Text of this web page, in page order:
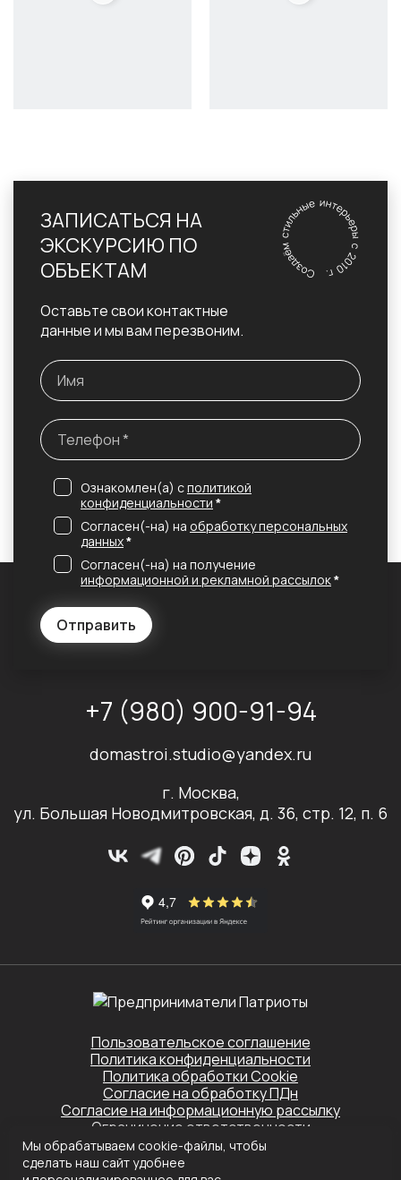
ЗАПИСАТЬСЯ НА
ЭКСКУРСИЮ ПО
ОБЪЕКТАМ
Оставьте свои контактные
данные и мы вам перезвоним.
Отправить
Ознакомлен(а) сполитикой
конфиденциальности *
Согласен(-на) на обработку персональных
данных*
Согласен(-на) на получение
информационной и рекламной рассылок*
+7 (980) 900-91-94
domastroi.studio@yandex.ru
г. Москва,
ул. Большая Новодмитровская, д. 36, стр. 12, п. 6
Пользовательское соглашение
Политика конфиденциальности
Политика обработки Cookie
Согласие на обработку ПДн
Согласие на информационную рассылку
Ограничение ответственности
Этот сайт защищён Yandex SmartCaptcha.
ПрименяютсяПолитика конфиденциальности
Мы обрабатываем cookie-файлы, чтобы
сделать наш сайт удобнее